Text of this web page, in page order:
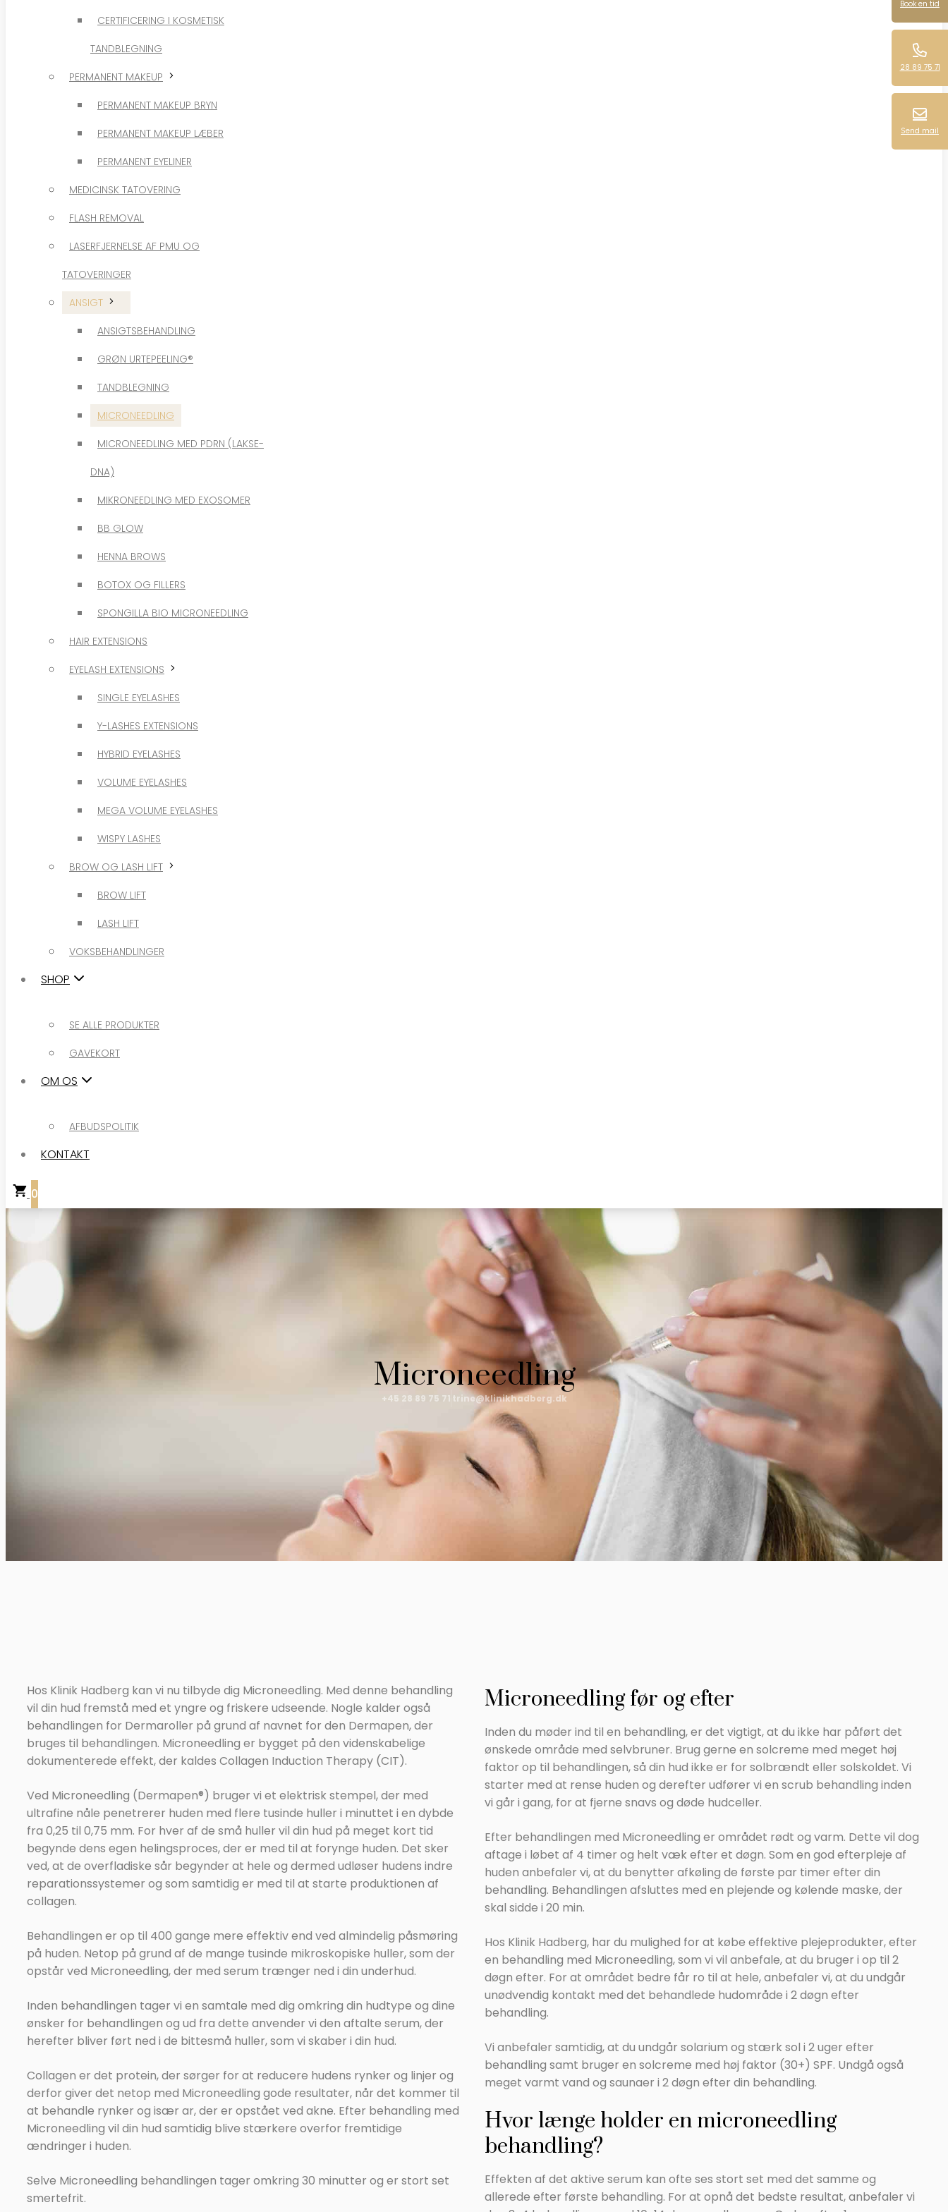
SHOP
OM OS
KONTAKT
0
CERTIFICERING I KOSMETISK
TANDBLEGNING
PERMANENT MAKEUP
PERMANENT MAKEUP BRYN
PERMANENT MAKEUP LÆBER
PERMANENT EYELINER​
MEDICINSK TATOVERING
FLASH REMOVAL
LASERFJERNELSE AF PMU OG
TATOVERINGER
ANSIGT
ANSIGTSBEHANDLING
GRØN URTEPEELING®
TANDBLEGNING
MICRONEEDLING
MICRONEEDLING MED PDRN (LAKSE-
DNA)
MIKRONEEDLING MED EXOSOMER
BB GLOW
HENNA BROWS
BOTOX OG FILLERS
SPONGILLA BIO MICRONEEDLING
HAIR EXTENSIONS
EYELASH EXTENSIONS
SINGLE EYELASHES
Y-LASHES EXTENSIONS
HYBRID EYELASHES
VOLUME EYELASHES
MEGA VOLUME EYELASHES
WISPY LASHES
BROW OG LASH LIFT
BROW LIFT
LASH LIFT
VOKSBEHANDLINGER
SHOP
SE ALLE PRODUKTER
GAVEKORT
OM OS
AFBUDSPOLITIK
KONTAKT
0
Microneedling
+45 28 89 75 71 trine@klinikhadberg.dk
Hos Klinik Hadberg kan vi nu tilbyde dig Microneedling. Med denne behandling
vil din hud fremstå med et yngre og friskere udseende. Nogle kalder også
behandlingen for Dermaroller på grund af navnet for den Dermapen, der
bruges til behandlingen. Microneedling er bygget på den videnskabelige
dokumenterede effekt, der kaldes Collagen Induction Therapy (CIT).
Ved Microneedling (Dermapen®) bruger vi et elektrisk stempel, der med
ultrafine nåle penetrerer huden med flere tusinde huller i minuttet i en dybde
fra 0,25 til 0,75 mm. For hver af de små huller vil din hud på meget kort tid
begynde dens egen helingsproces, der er med til at forynge huden. Det sker
ved, at de overfladiske sår begynder at hele og dermed udløser hudens indre
reparationssystemer og som samtidig er med til at starte produktionen af
collagen.
Behandlingen er op til 400 gange mere effektiv end ved almindelig påsmøring
på huden. Netop på grund af de mange tusinde mikroskopiske huller, som der
opstår ved Microneedling, der med serum trænger ned i din underhud.
Inden behandlingen tager vi en samtale med dig omkring din hudtype og dine
ønsker for behandlingen og ud fra dette anvender vi den aftalte serum, der
herefter bliver ført ned i de bittesmå huller, som vi skaber i din hud.
Collagen er det protein, der sørger for at reducere hudens rynker og linjer og
derfor giver det netop med Microneedling gode resultater, når det kommer til
at behandle rynker og især ar, der er opstået ved akne. Efter behandling med
Microneedling vil din hud samtidig blive stærkere overfor fremtidige
ændringer i huden.
Selve Microneedling behandlingen tager omkring 30 minutter og er stort set
smertefrit.​
Microneedling før og efter
Inden du møder ind til en behandling, er det vigtigt, at du ikke har påført det
ønskede område med selvbruner. Brug gerne en solcreme med meget høj
faktor op til behandlingen, så din hud ikke er for solbrændt eller solskoldet. Vi
starter med at rense huden og derefter udfører vi en scrub behandling inden
vi går i gang, for at fjerne snavs og døde hudceller.
Efter behandlingen med Microneedling er området rødt og varm. Dette vil dog
aftage i løbet af 4 timer og helt væk efter et døgn. Som en god efterpleje af
huden anbefaler vi, at du benytter afkøling de første par timer efter din
behandling. Behandlingen afsluttes med en plejende og kølende maske, der
skal sidde i 20 min.
Hos Klinik Hadberg, har du mulighed for at købe effektive plejeprodukter, efter
en behandling med Microneedling, som vi vil anbefale, at du bruger i op til 2
døgn efter. For at området bedre får ro til at hele, anbefaler vi, at du undgår
unødvendig kontakt med det behandlede hudområde i 2 døgn efter
behandling.
Vi anbefaler samtidig, at du undgår solarium og stærk sol i 2 uger efter
behandling samt bruger en solcreme med høj faktor (30+) SPF. Undgå også
meget varmt vand og saunaer i 2 døgn efter din behandling.
Hvor længe holder en microneedling
behandling?
Effekten af det aktive serum kan ofte ses stort set med det samme og
allerede efter første behandling. For at opnå det bedste resultat, anbefaler vi
Book en tid
28 89 75 71
Send mail